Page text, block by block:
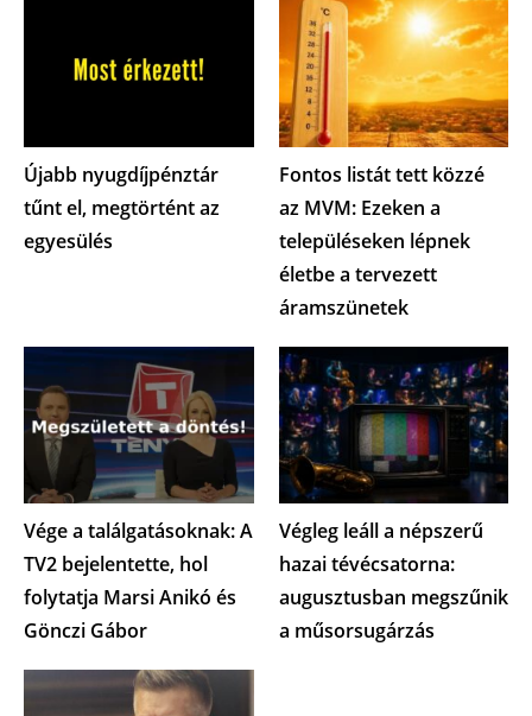
Újabb nyugdíjpénztár
tűnt el, megtörtént az
egyesülés
Fontos listát tett közzé
az MVM: Ezeken a
településeken lépnek
életbe a tervezett
áramszünetek
Vége a találgatásoknak: A
TV2 bejelentette, hol
folytatja Marsi Anikó és
Gönczi Gábor
Végleg leáll a népszerű
hazai tévécsatorna:
augusztusban megszűnik
a műsorsugárzás